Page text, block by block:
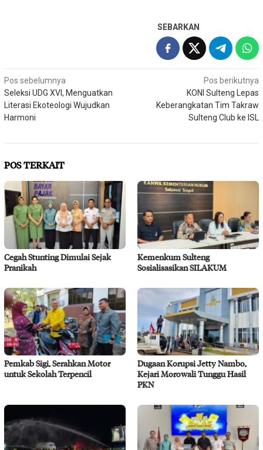
SEBARKAN
Navigasi
pos
Pos sebelumnya
Seleksi UDG XVI, Menguatkan
Literasi Ekoteologi Wujudkan
Harmoni
Pos berikutnya
KONI Sulteng Lepas
Keberangkatan Tim Takraw
Sulteng Club ke ISL
POS TERKAIT
Cegah Stunting Dimulai Sejak
Pranikah
Kemenkum Sulteng
Sosialisasikan SILAKUM
Pemkab Sigi, Serahkan Motor
untuk Sekolah Terpencil
Dugaan Korupsi Jetty Nambo,
Kejari Morowali Tunggu Hasil
PKN